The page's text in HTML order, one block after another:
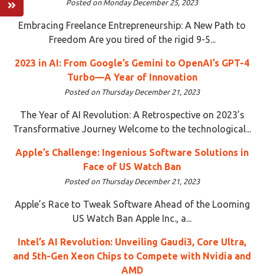
Posted on Monday December 25, 2023
Embracing Freelance Entrepreneurship: A New Path to
Freedom Are you tired of the rigid 9-5...
2023 in AI: From Google’s Gemini to OpenAI’s GPT-4
Turbo—A Year of Innovation
Posted on Thursday December 21, 2023
The Year of AI Revolution: A Retrospective on 2023’s
Transformative Journey Welcome to the technological...
Apple’s Challenge: Ingenious Software Solutions in
Face of US Watch Ban
Posted on Thursday December 21, 2023
Apple’s Race to Tweak Software Ahead of the Looming
US Watch Ban Apple Inc., a...
Intel’s AI Revolution: Unveiling Gaudi3, Core Ultra,
and 5th-Gen Xeon Chips to Compete with Nvidia and
AMD